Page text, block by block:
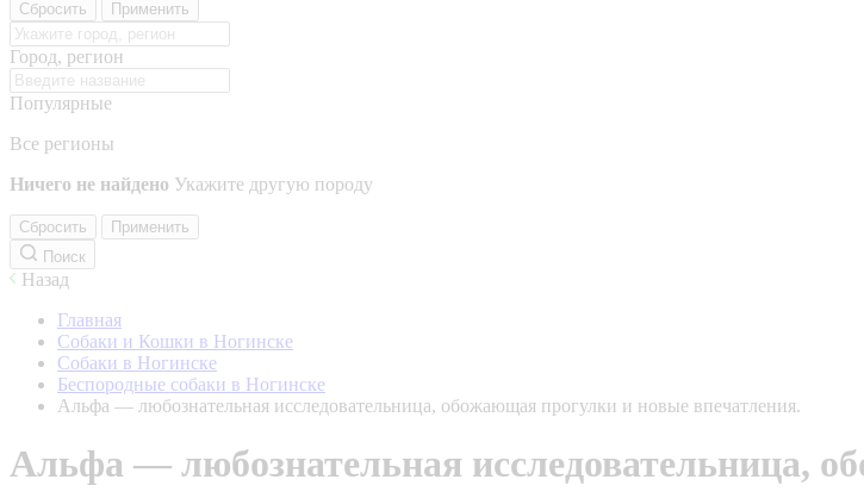
Сбросить Применить
Город, регион
Популярные
Все регионы
Ничего не найдено Укажите другую породу
Сбросить
Применить
Поиск
Назад
Главная
Собаки и Кошки в Ногинске
Собаки в Ногинске
Беспородные собаки в Ногинске
Альфа — любознательная исследовательница, обожающая прогулки и новые впечатления.
Альфа — любознательная исследовательница,